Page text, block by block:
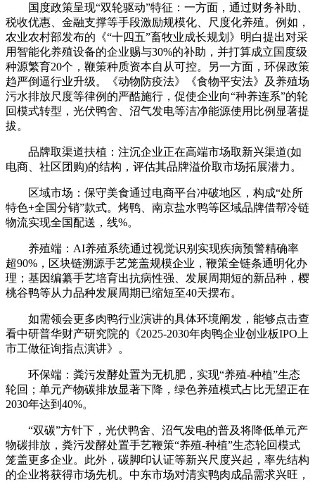
国度政策呈现“双轮驱动”特征：一方面，通过财务补助、
税收优惠、金融支撑等手段激励规模化、尺度化养殖。例如，
农业农村部发布的《“十四五”畜牧业成长规划》明白提出对采
用智能化养殖设备的企业赐与30%的补助，并打算成立国度级
种源繁育20个，鞭策种质资本自从可控。另一方面，环保政策
趋严倒逼行业升级。《动物防疫法》《食物平安法》及养殖场
污水排放尺度等律例的严酷施行，促使企业向“种养连系”的轮
回模式转型，光伏鸭舍、沼气发电等洁净能源使用比例显著提
拔。
品牌取渠道扶植：注沉企业正在高端市场取新兴渠道(如
电商、社区团购)的结构，评估其品牌溢价取市场拓展潜力。
区域市场：保守美食通过电商平台冲破地区，构成“处所
特色+全国分销”款式。烤鸭、南京盐水鸭等区域品牌借帮冷链
物流实现全国配送，线%。
养殖端：AI养殖系统通过视觉识别实现疾病预警精确率
超90%，区块链溯源手艺笼盖规模企业，鞭策全链条通明化办
理；基因编纂手艺培育出抗病性强、发展周期短的新品种，樱
桃谷鸭等从力品种发展周期已缩短至40天摆布。
如需领会更多肉鸭行业演讲的具体环境阐发，能够点击查
看中研普华财产研究院的《2025-2030年肉鸭企业创业板IPO上
市工做征询指点演讲》。
环保端：粪污发酵处置为无机肥，实现“养殖-种植”生态
轮回；单元产物碳排放显著下降，绿色养殖模式占比无望正在
2030年达到40%。
“双碳”方针下，光伏鸭舍、沼气发电的普及将降低单元产
物碳排放，粪污发酵处置手艺鞭策“养殖-种植”生态轮回模式
笼盖更多企业。此外，碳脚印认证等新兴尺度兴起，率先结构
的企业将获得市场先机。中东市场对清实鸭肉成品需求兴旺，